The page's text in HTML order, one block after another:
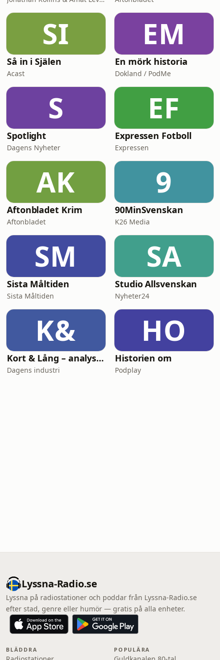
SI
Så in i Själen
Acast
EM
En mörk historia
Dokland / PodMe
S
Spotlight
Dagens Nyheter
EF
Expressen Fotboll
Expressen
AK
Aftonbladet Krim
Aftonbladet
9
90MinSvenskan
K26 Media
SM
Sista Måltiden
Sista Måltiden
SA
Studio Allsvenskan
Nyheter24
K&
Kort & Lång – analyspodden från Di
Dagens industri
HO
Historien om
Podplay
Lyssna-Radio.se
Lyssna på radiostationer och poddar från Lyssna-Radio.se
efter stad, genre eller humör — gratis på alla enheter.
BLÄDDRA POPULÄRA